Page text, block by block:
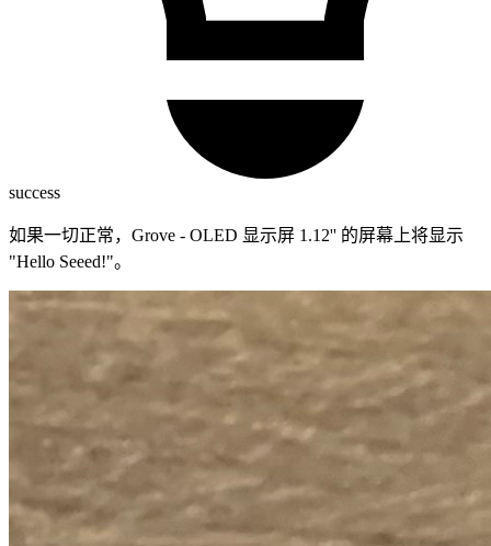
success
如果一切正常，Grove - OLED 显示屏 1.12'' 的屏幕上将显示
"Hello Seeed!"。